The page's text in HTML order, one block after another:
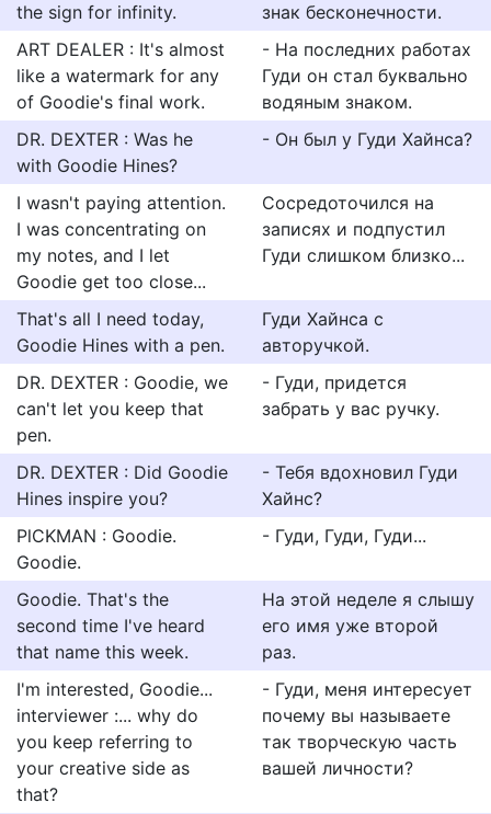
the sign for infinity.
знак бесконечности.
ART DEALER : It's almost
like a watermark for any
of Goodie's final work.
- На последних работах
Гуди он стал буквально
водяным знаком.
DR. DEXTER : Was he
with Goodie Hines?
- Он был у Гуди Хайнса?
I wasn't paying attention.
I was concentrating on
my notes, and I let
Goodie get too close...
Сосредоточился на
записях и подпустил
Гуди слишком близко...
That's all I need today,
Goodie Hines with a pen.
Гуди Хайнса с
авторучкой.
DR. DEXTER : Goodie, we
can't let you keep that
pen.
- Гуди, придется
забрать у вас ручку.
DR. DEXTER : Did Goodie
Hines inspire you?
- Тебя вдохновил Гуди
Хайнс?
PlCKMAN : Goodie.
Goodie.
- Гуди, Гуди, Гуди...
Goodie. That's the
second time I've heard
that name this week.
На этой неделе я слышу
его имя уже второй
раз.
I'm interested, Goodie...
interviewer :... why do
you keep referring to
your creative side as
that?
- Гуди, меня интересует
почему вы называете
так творческую часть
вашей личности?